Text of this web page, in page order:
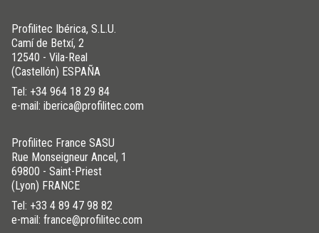
Profilitec Ibérica, S.L.U.
Camí de Betxí, 2
12540 - Vila-Real
(Castellón) ESPAÑA
Tel: +34 964 18 29 84
e-mail: iberica@profilitec.com
Profilitec France SASU
Rue Monseigneur Ancel, 1
69800 - Saint-Priest
(Lyon) FRANCE
Tel: +33 4 89 47 98 82
e-mail: france@profilitec.com